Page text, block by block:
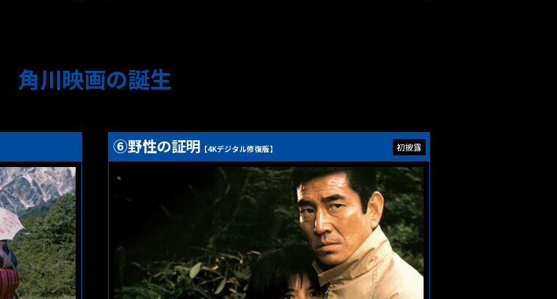
角川映画の誕生
⑥野性の証明 【4Kデジタル修復版】